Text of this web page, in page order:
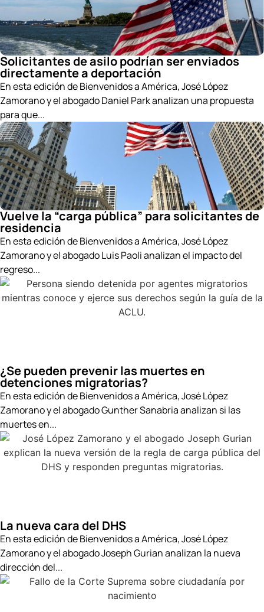
Solicitantes de asilo podrían ser enviados
directamente a deportación
En esta edición de Bienvenidos a América, José López
Zamorano y el abogado Daniel Park analizan una propuesta
para que...
Vuelve la “carga pública” para solicitantes de
residencia
En esta edición de Bienvenidos a América, José López
Zamorano y el abogado Luis Paoli analizan el impacto del
regreso...
¿Se pueden prevenir las muertes en
detenciones migratorias?
En esta edición de Bienvenidos a América, José López
Zamorano y el abogado Gunther Sanabria analizan si las
muertes en...
La nueva cara del DHS
En esta edición de Bienvenidos a América, José López
Zamorano y el abogado Joseph Gurian analizan la nueva
dirección del...